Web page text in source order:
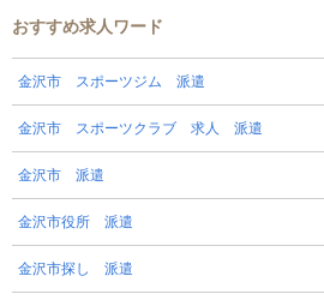
おすすめ求人ワード
金沢市 スポーツジム 派遣
金沢市 スポーツクラブ 求人 派遣
金沢市 派遣
金沢市役所 派遣
金沢市探し 派遣